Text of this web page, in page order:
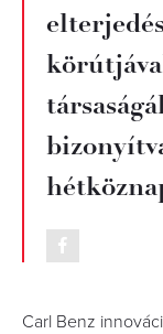
Carl Benz